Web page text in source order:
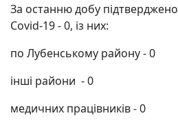
За останню добу
Covid-19 - 0, із них:
по Лубенському району - 0
інші райони - 0
медичних працівників - 0